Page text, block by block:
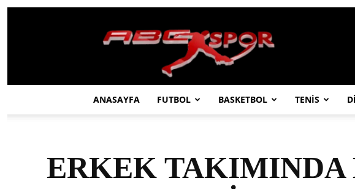
ABC
SPOR
ANASAYFA FUTBOL BASKETBOL TENİS
ERKEK